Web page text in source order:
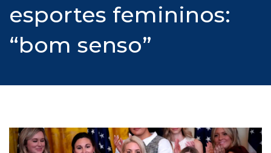
esportes femininos:
“bom senso”